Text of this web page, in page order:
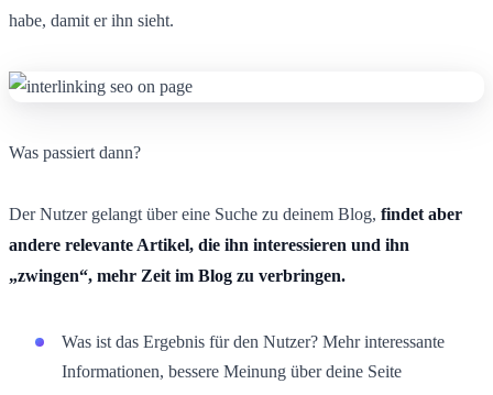
habe, damit er ihn sieht.
Was passiert dann?
Der Nutzer gelangt über eine Suche zu deinem Blog, findet aber
andere relevante Artikel, die ihn interessieren und ihn
„zwingen“, mehr Zeit im Blog zu verbringen.
Was ist das Ergebnis für den Nutzer? Mehr interessante
Informationen, bessere Meinung über deine Seite